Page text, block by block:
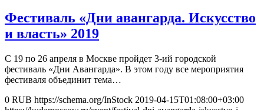
Фестиваль «Дни авангарда. Искусство
и власть» 2019
С 19 по 26 апреля в Москве пройдет 3-ий городской
фестиваль «Дни Авангарда». В этом году все мероприятия
фестиваля объединит тема…
0 RUB https://schema.org/InStock 2019-04-15T01:08:00+03:00